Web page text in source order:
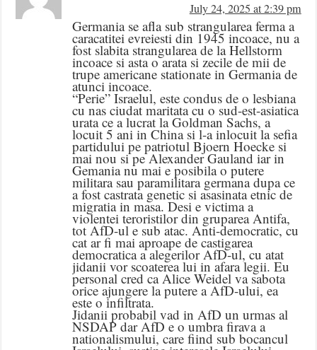
July 24, 2025 at 2:39 pm
Germania se afla sub strangularea ferma a
caracatitei evreiesti din 1945 incoace, nu a
fost slabita strangularea de la Hellstorm
incoace si asta o arata si zecile de mii de
trupe americane stationate in Germania de
atunci incoace.
“Perie” Israelul, este condus de o lesbiana
cu nas ciudat maritata cu o sud-est-asiatica
urata ce a lucrat la Goldman Sachs, a
locuit 5 ani in China si l-a inlocuit la sefia
partidului pe patriotul Bjoern Hoecke si
mai nou si pe Alexander Gauland iar in
Gemania nu mai e posibila o putere
militara sau paramilitara germana dupa ce
a fost castrata genetic si asasinata etnic de
migratia in masa. Desi e victima a
violentei teroristilor din gruparea Antifa,
tot AfD-ul e sub atac. Anti-democratic, cu
cat ar fi mai aproape de castigarea
democratica a alegerilor AfD-ul, cu atat
jidanii vor scoaterea lui in afara legii. Eu
personal cred ca Alice Weidel va sabota
orice ajungere la putere a AfD-ului, ea
este o infiltrata.
Jidanii probabil vad in AfD un urmas al
NSDAP dar AfD e o umbra firava a
nationalismului, care fiind sub bocancul